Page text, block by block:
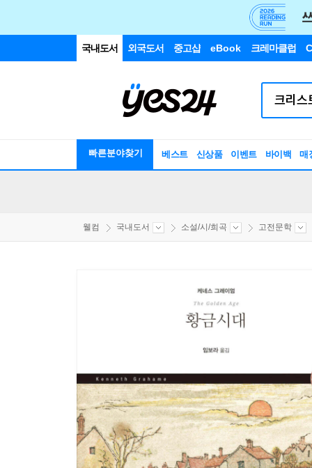
국내도서 외국도서 중고샵 eBook 크레마클럽
빠른분야찾기 베스트 신상품 이벤트 바이백 매
웰컴 국내도서 소설/시/희곡 고전문학